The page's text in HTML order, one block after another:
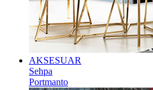
AKSESUAR
Sehpa
Portmanto